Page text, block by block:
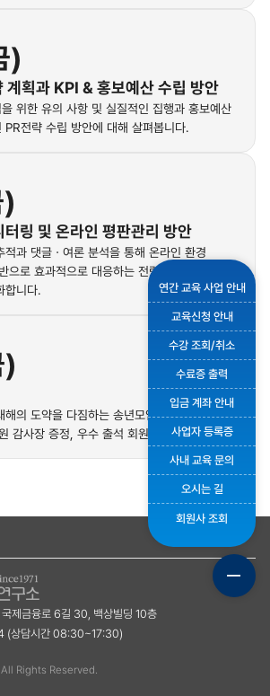
연간 교육 사업 안내
교육신청 안내
수강 조회/취소
수료증 출력
입금 계좌 안내
사업자 등록증
사내 교육 문의
오시는 길
회원사 조회
)
획과 KPI & 홍보예산 수립 방안
위한 유의 사항 및 실질적인 집행과 홍보예산
전략 수립 방안에 대해 살펴봅니다.
터링 및 온라인 평판관리 방안
적과 댓글ㆍ여론 분석을 통해 온라인 환경
으로 효과적으로 대응하는 전략을 학습하여
합니다.
해의 도약을 다짐하는 송년모임으로 진행합니다.
감사장 증정, 우수 출석 회원 시상
제금융로 6길 30, 백상빌딩 10층
상담시간 08:30~17:30)
Rights Reserved.